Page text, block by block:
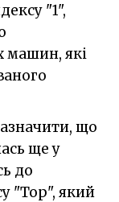
"1",
машин, які
що
ще у
до
"Тор", який